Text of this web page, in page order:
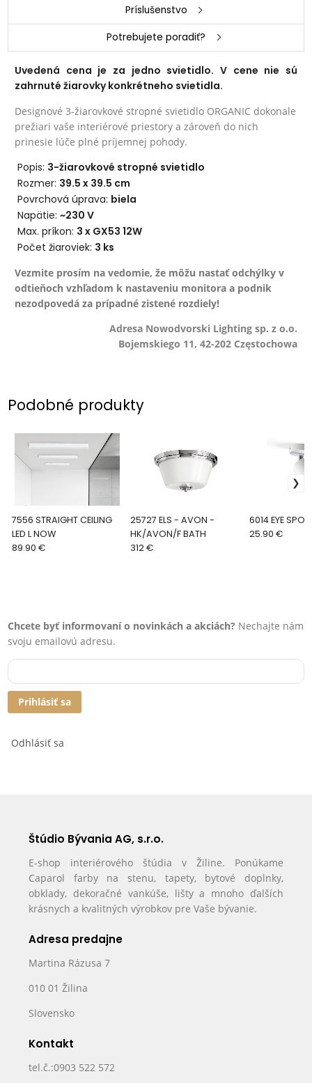
Príslušenstvo
Potrebujete poradiť?
Uvedená cena je za jedno svietidlo. V cene nie sú
zahrnuté žiarovky konkrétneho svietidla.
Designové 3-žiarovkové stropné svietidlo ORGANIC dokonale
prežiari vaše interiérové priestory a zároveň do nich
prinesie lúče plné príjemnej pohody.
Popis: 3-žiarovkové stropné svietidlo
Rozmer: 39.5 x 39.5 cm
Povrchová úprava: biela
Napätie:~230 V
Max. príkon: 3 x GX53 12W
Počet žiaroviek: 3 ks
Vezmite prosím na vedomie, že môžu nastať odchýlky v
odtieňoch vzhľadom k nastaveniu monitora a podnik
nezodpovedá za prípadné zistené rozdiely!
Adresa Nowodvorski Lighting sp. z o.o.
Bojemskiego 11, 42-202 Częstochowa
Podobné produkty
7556 STRAIGHT CEILING
LED L NOW
89.90 €
25727 ELS - AVON -
HK/AVON/F BATH
312 €
6014 EYE
25.90 €
Chcete byť informovaní o novinkách a akciách? Nechajte nám
svoju emailovú adresu.
Prihlásiť sa
Odhlásiť sa
Štúdio Bývania AG, s.r.o.
E-shop interiérového štúdia v Žiline. Ponúkame
Caparol farby na stenu, tapety, bytové doplnky,
obklady, dekoračné vankúše, lišty a mnoho ďalších
krásnych a kvalitných výrobkov pre Vaše bývanie.
Adresa predajne
Martina Rázusa 7
010 01 Žilina
Slovensko
Kontakt
tel.č.:0903 522 572